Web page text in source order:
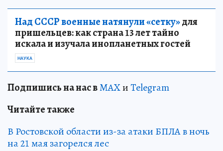
Над СССР военные натянули «сетку»для
пришельцев: как страна 13 лет тайно
искала и изучала инопланетных гостей
НАУКА
Подпишись на нас вMAXиTelegram
Читайте также
В Ростовской области из-за атаки БПЛА в ночь
на 21 мая загорелся лес